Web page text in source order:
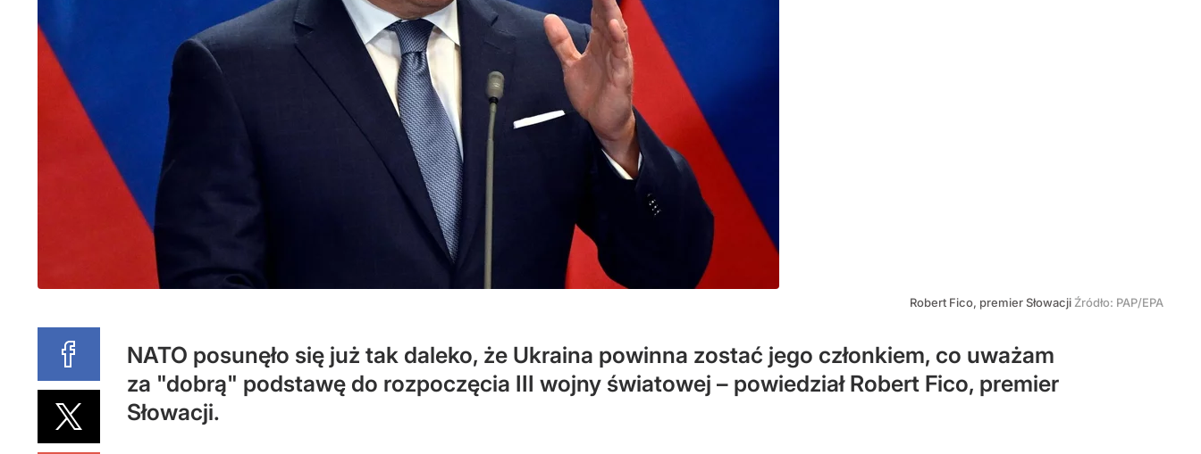
Robert Fico, premier Słowacji Źródło: PAP/EPA
NATO posunęło się już tak daleko, że Ukraina powinna zostać jego członkiem, co uważam
za "dobrą" podstawę do rozpoczęcia III wojny światowej – powiedział Robert Fico, premier
Słowacji.